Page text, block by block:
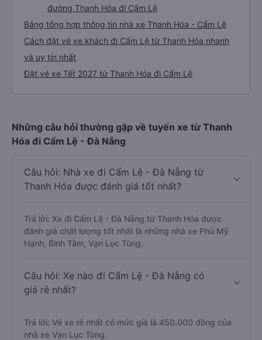
đường Thanh Hóa đi Cẩm Lệ
Bảng tổng hợp thông tin nhà xe Thanh Hóa - Cẩm Lệ
Cách đặt vé xe khách đi Cẩm Lệ từ Thanh Hóa nhanh
và uy tín nhất
Đặt vé xe Tết 2027 từ Thanh Hóa đi Cẩm Lệ
Những câu hỏi thường gặp về tuyến xe từ Thanh
Hóa đi Cẩm Lệ - Đà Nẵng
Câu hỏi: Nhà xe đi Cẩm Lệ - Đà Nẵng từ
Thanh Hóa được đánh giá tốt nhất?
Trả lời: Xe đi Cẩm Lệ - Đà Nẵng từ Thanh Hóa được
đánh giá chất lượng tốt nhất là những nhà xe Phú Mỹ
Hạnh, Bình Tâm, Vạn Lục Tùng.
Câu hỏi: Xe nào đi Cẩm Lệ - Đà Nẵng có
giá rẻ nhất?
Trả lời: Vé xe rẻ nhất có mức giá là 450.000 đồng của
nhà xe Vạn Lục Tùng.